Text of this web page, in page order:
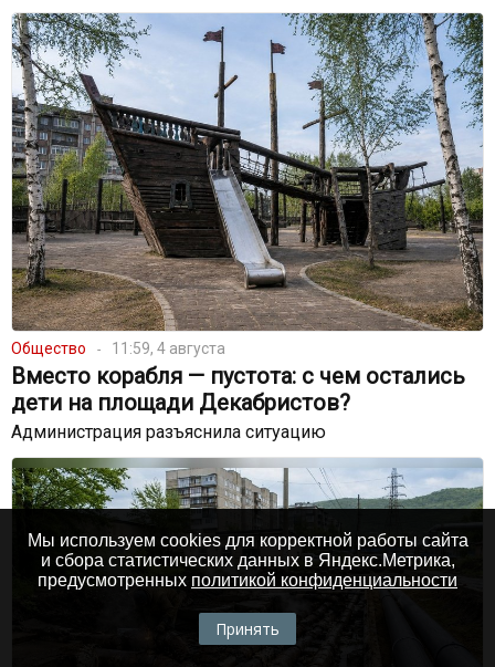
Общество 11:59, 4 августа
Вместо корабля — пустота: с чем остались
дети на площади Декабристов?
Администрация разъяснила ситуацию
Мы используем cookies для корректной работы сайта
и сбора статистических данных в Яндекс.Метрика,
предусмотренных политикой конфиденциальности
Принять